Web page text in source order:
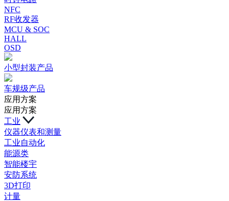
NFC
RF收发器
MCU & SOC
HALL
OSD
小型封装产品
车规级产品
应用方案
应用方案
工业
仪器仪表和测量
工业自动化
能源类
智能楼宇
安防系统
3D打印
计量